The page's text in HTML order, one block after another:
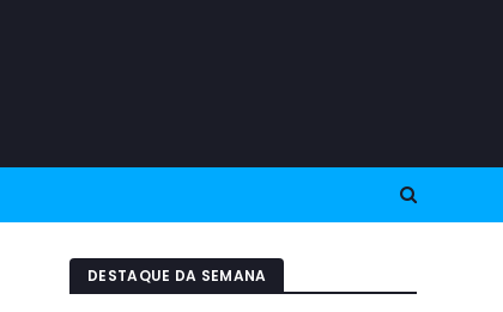
DESTAQUE DA SEMANA